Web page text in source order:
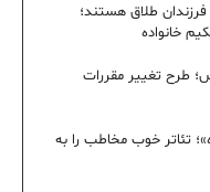
طلاق هستند؛
خانواده
طرح تغییر مقررات
تئاتر خوب مخاطب را به